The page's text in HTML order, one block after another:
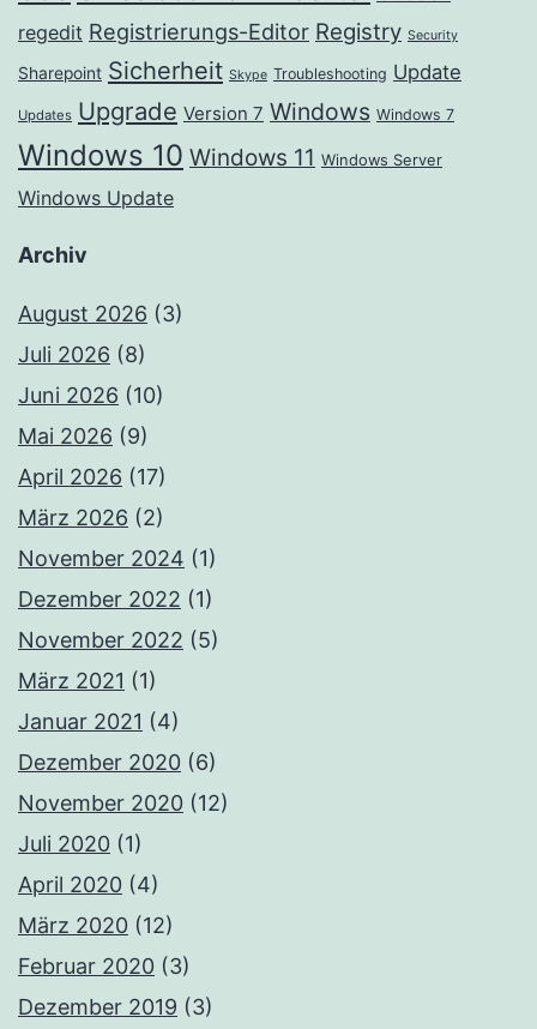
regedit Registrierungs-Editor Registry Security
Sharepoint Sicherheit Skype Troubleshooting Update
Updates Upgrade Version 7 Windows Windows 7
Windows 10 Windows 11 Windows Server
Windows Update
Archiv
August 2026 (3)
Juli 2026 (8)
Juni 2026 (10)
Mai 2026 (9)
April 2026 (17)
März 2026 (2)
November 2024 (1)
Dezember 2022 (1)
November 2022 (5)
März 2021 (1)
Januar 2021 (4)
Dezember 2020 (6)
November 2020 (12)
Juli 2020 (1)
April 2020 (4)
März 2020 (12)
Februar 2020 (3)
Dezember 2019 (3)